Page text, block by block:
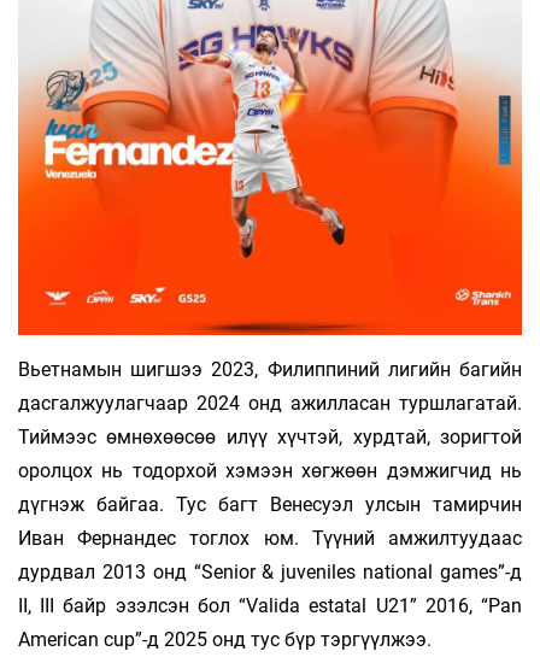
Вьетнамын шигшээ 2023, Филиппиний лигийн багийн
дасгалжуулагчаар 2024 онд ажилласан туршлагатай.
Тиймээс өмнөхөөсөө илүү хүчтэй, хурдтай, зоригтой
оролцох нь тодорхой хэмээн хөгжөөн дэмжигчид нь
дүгнэж байгаа. Тус багт Венесуэл улсын тамирчин
Иван Фернандес тоглох юм. Түүний амжилтуудаас
дурдвал 2013 онд “Senior & juveniles national games”-д
II, III байр эзэлсэн бол “Valida estatal U21” 2016, “Pan
American cup”-д 2025 онд тус бүр тэргүүлжээ.